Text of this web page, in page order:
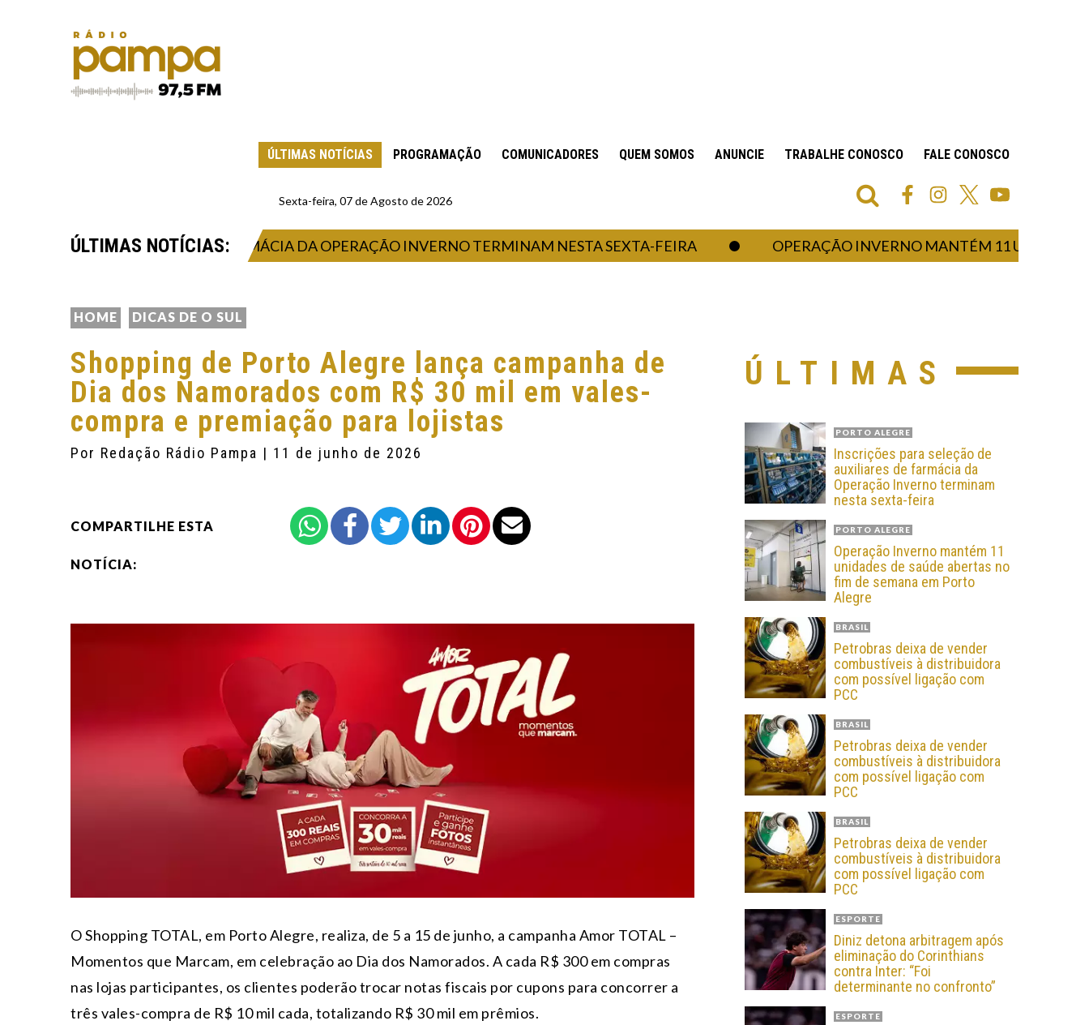
ÚLTIMAS NOTÍCIAS PROGRAMAÇÃO COMUNICADORES QUEM SOMOS ANUNCIE TRABALHE CONOSCO FALE CONOSCO
Sexta-feira, 07 de Agosto de 2026
ÚLTIMAS NOTÍCIAS:
DE AUXILIARES DE FARMÁCIA DA OPERAÇÃO INVERNO TERMINAM NESTA SEXTA-FEIRA OPERAÇÃO INVERNO MANTÉM 11 UNIDADES DE
HOME DICAS DE O SUL
Shopping de Porto Alegre lança campanha de
Dia dos Namorados com R$ 30 mil em vales-
compra e premiação para lojistas
Por Redação Rádio Pampa | 11 de junho de 2026
COMPARTILHE ESTA
NOTÍCIA:
O Shopping TOTAL, em Porto Alegre, realiza, de 5 a 15 de junho, a campanha Amor TOTAL –
Momentos que Marcam, em celebração ao Dia dos Namorados. A cada R$ 300 em compras
nas lojas participantes, os clientes poderão trocar notas fiscais por cupons para concorrer a
três vales-compra de R$ 10 mil cada, totalizando R$ 30 mil em prêmios.
ÚLTIMAS
PORTO ALEGRE
Inscrições para seleção de
auxiliares de farmácia da
Operação Inverno terminam
nesta sexta-feira
PORTO ALEGRE
Operação Inverno mantém 11
unidades de saúde abertas no
fim de semana em Porto
Alegre
BRASIL
Petrobras deixa de vender
combustíveis à distribuidora
com possível ligação com
PCC
BRASIL
Petrobras deixa de vender
combustíveis à distribuidora
com possível ligação com
PCC
BRASIL
Petrobras deixa de vender
combustíveis à distribuidora
com possível ligação com
PCC
ESPORTE
Diniz detona arbitragem após
eliminação do Corinthians
contra Inter: “Foi
determinante no confronto”
ESPORTE